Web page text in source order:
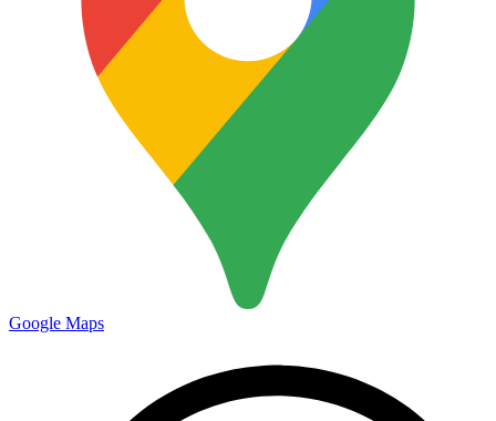
Google Maps